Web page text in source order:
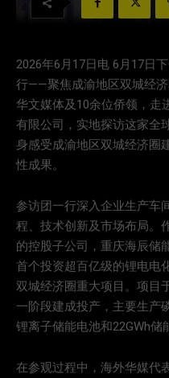
2026年6月17日电 6月17日
行——聚焦成渝地区双城经
华文媒体及10余位侨领，走
有限公司，实地探访这家全
身感受成渝地区双城经济圈
性成果。
参访团一行深入企业生产车
程、技术创新及市场布局。
的控股子公司，重庆海辰储
首个投资超百亿级的锂电电
双城经济圈重大项目。项目
一阶段建成投产，主要生产
锂离子储能电池和22GWh储
在参观过程中，海外华媒代